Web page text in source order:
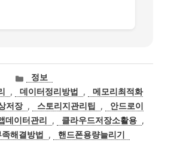
카
테
고
리
정보
, 데이터정리방법 ,
메모리최적화
저장 , 스토리지관리팁 ,
안드로이
데이터관리 , 클라우드저장소활용 ,
해결방법
,
핸드폰용량늘리기